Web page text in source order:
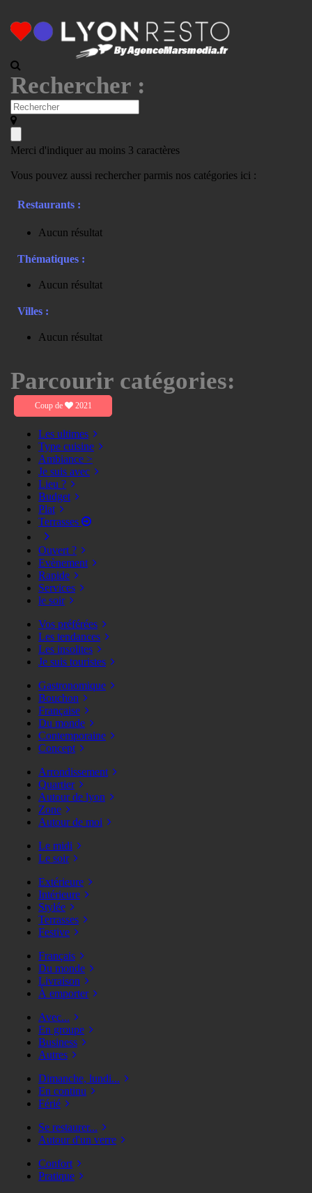
Rechercher :
Merci d'indiquer au moins 3 caractères
Vous pouvez aussi rechercher parmis nos catégories ici :
Restaurants :
Aucun résultat
Thématiques :
Aucun résultat
Villes :
Aucun résultat
Parcourir catégories:
Coup de 2021
Les ultimes
Type cuisine
Ambiance >
Je suis avec
Lieu ?
Budget
Plat
Terrasses
Ouvert ?
Evènement
Rapide
Services
le soir
Vos préférées
Les tendances
Les insolites
Je suis touristes
Gastronomique
Bouchon
Française
Du monde
Contemporaine
Concept
Arrondissement
Quartier
Autour de lyon
Zone
Autour de moi
Le midi
Le soir
Extérieure
Intérieure
Stylée
Terrasses
Festive
Français
Du monde
Livraison
À emporter
Avec...
En groupe
Business
Autres
Dimanche, lundi...
En continu
Férié
Se restaurer...
Autour d'un verre
Confort
Pratique